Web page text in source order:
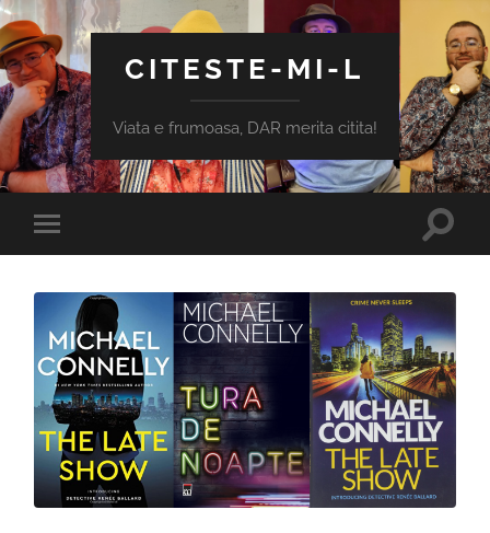
CITESTE-MI-L
Viata e frumoasa, DAR merita citita!
Toggle
mobile
Toggle